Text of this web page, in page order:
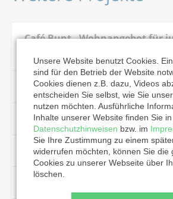
Café Bunt - Wohnangebot für
in Not
Fliedner Hospiz Neunkirchen
Sicher und stark fürs Leben
Paul Marien Hospiz
Unsere Website benutzt Cookies.
sind für den Betrieb der Website
Cookies dienen z.B. dazu, Videos
entscheiden Sie selbst, wie Sie
nutzen möchten. Ausführliche
Inhalte unserer Website finden Sie
Datenschutzhinweisen bzw. im
Sie Ihre Zustimmung zu einem
widerrufen möchten, können Sie die
Cookies zu unserer Webseite über
löschen.